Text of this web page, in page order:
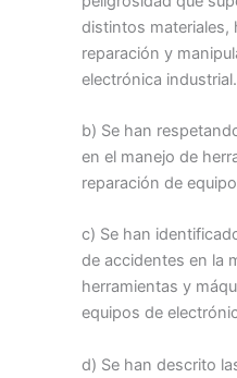
distintos materiales,
reparación y
electrónica industrial.
b) Se han
en el manejo de
reparación de
c) Se han
de accidentes en la
herramientas y
equipos de
d) Se han descrito